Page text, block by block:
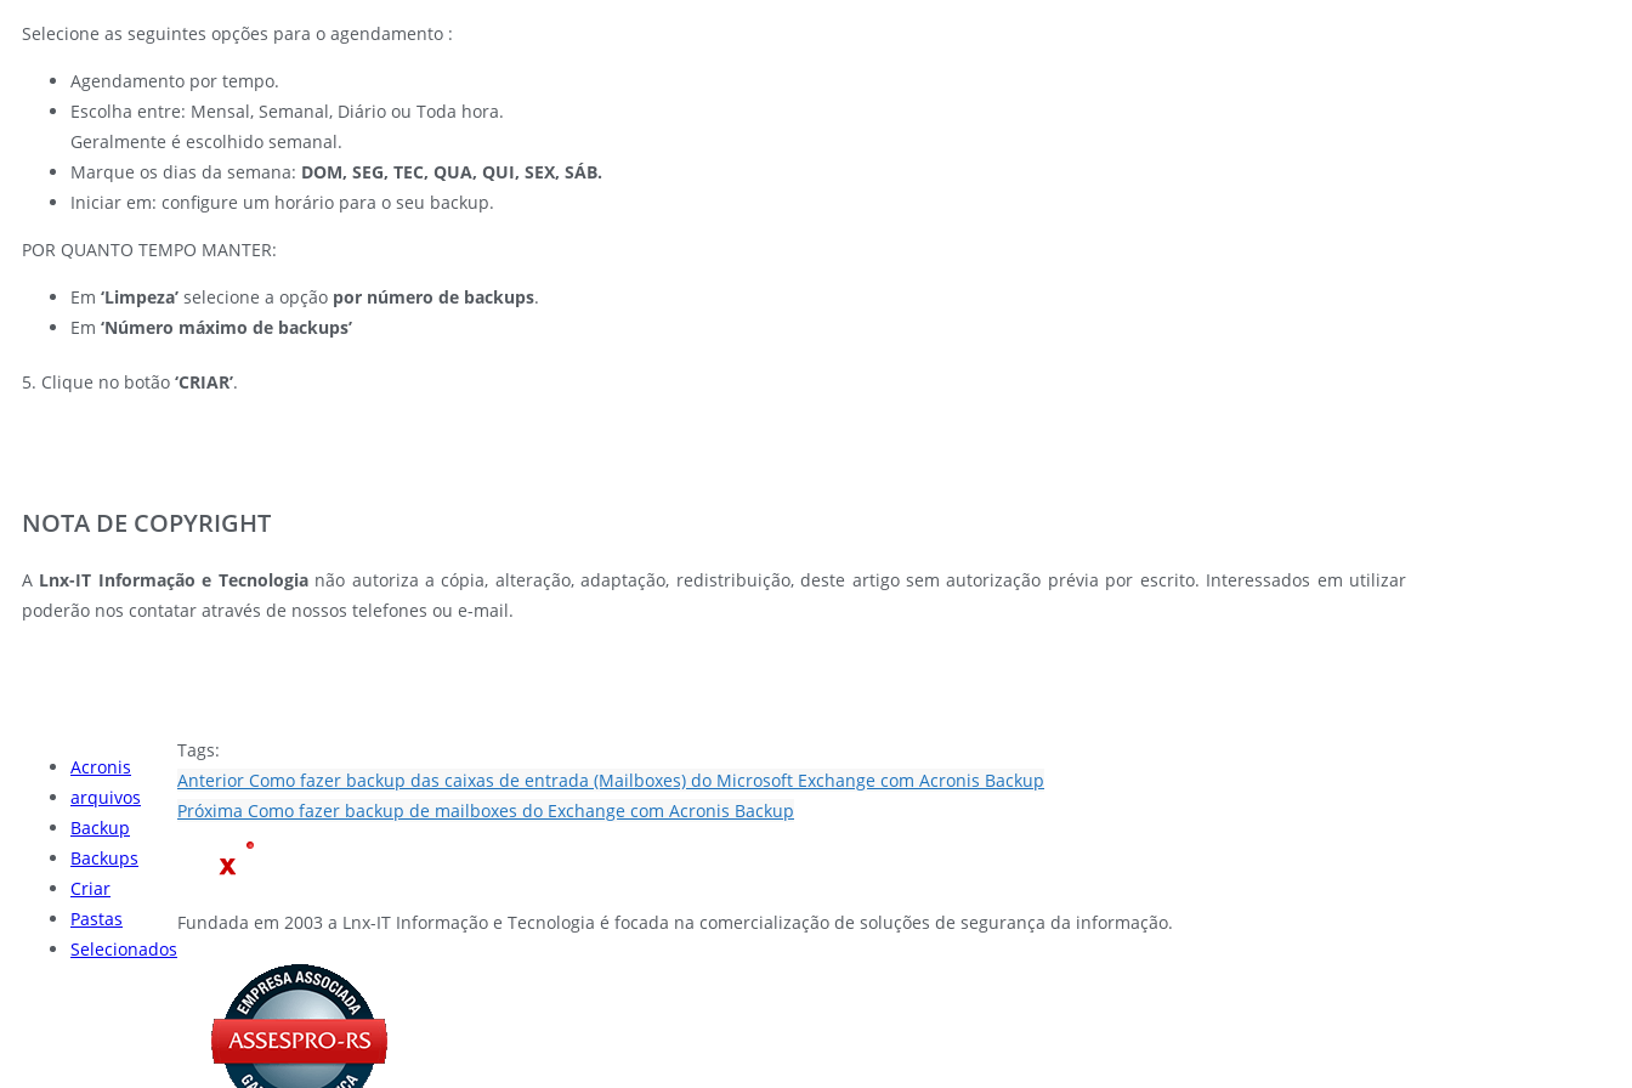
Selecione as seguintes opções para o agendamento :
Agendamento por tempo.
Escolha entre: Mensal, Semanal, Diário ou Toda hora.
Geralmente é escolhido semanal.
Marque os dias da semana: DOM, SEG, TEC, QUA, QUI, SEX, SÁB.
Iniciar em: configure um horário para o seu backup.
POR QUANTO TEMPO MANTER:
Em ‘Limpeza’ selecione a opção por número de backups.
Em ‘Número máximo de backups’
5. Clique no botão ‘CRIAR’.
NOTA DE COPYRIGHT
A Lnx-IT Informação e Tecnologianão autoriza a cópia, alteração, adaptação, redistribuição, deste artigo sem autorização prévia por escrito. Interessados em utilizar
poderão nos contatar através de nossos telefones ou e-mail.
Tags:
Acronis
arquivos
Backup
Backups
Criar
Pastas
Selecionados
Anterior Como fazer backup das caixas de entrada (Mailboxes) do Microsoft Exchange com Acronis Backup
Próxima Como fazer backup de mailboxes do Exchange com Acronis Backup
Fundada em 2003 a Lnx-IT Informação e Tecnologia é focada na comercialização de soluções de segurança da informação.